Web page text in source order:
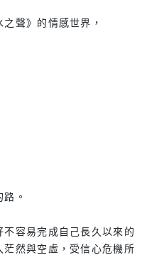
聲》的情感世界，
。
容易完成自己長久以來的
然與空虛，受信心危機所